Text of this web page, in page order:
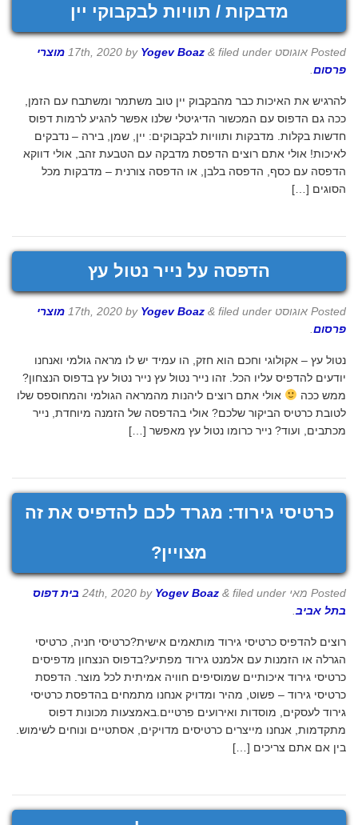
מדבקות / תוויות לבקבוקי יין
Posted אוגוסט 17th, 2020 by Yogev Boaz & filed under
מוצרי
פרסום
להרגיש את האיכות כבר מהבקבוק יין טוב משתמר ומשתבח עם הזמן,
ככה גם הדפוס עם המכשור הדיגיטלי שלנו אפשר להגיע לרמות דפוס
חדשות בקלות. מדבקות ותוויות לבקבוקים: יין, שמן, בירה – נדבקים
לאיכות! אולי אתם רוצים הדפסת מדבקה עם הטבעת זהב, אולי דווקא
הדפסה עם כסף, הדפסה בלבן, או הדפסה צורנית – מדבקות מכל
הסוגים […]
הדפסה על נייר נטול עץ
Posted אוגוסט 17th, 2020 by Yogev Boaz & filed under
מוצרי
פרסום
נטול עץ – אקולוגי וחכם הוא חזק, הו עמיד יש לו מראה גולמי ואנחנו
יודעים להדפיס עליו הכל. זהו נייר נטול עץ נייר נטול עץ בדפוס הנצחון?
ממש ככה
אולי אתם רוצים ליהנות מהמראה הגולמי והמחוספס שלו
לטובת כרטיס הביקור שלכם? אולי בהדפסה של הזמנה מיוחדת, נייר
מכתבים, ועוד? נייר כרומו נטול עץ מאפשר […]
כרטיסי גירוד: מגרד לכם להדפיס את זה
מצויין?
Posted מאי 24th, 2020 by Yogev Boaz & filed under
בית דפוס
בתל אביב
רוצים להדפיס כרטיסי גירוד מותאמים אישית?כרטיסי חניה, כרטיסי
הגרלה או הזמנות עם אלמנט גירוד מפתיע?בדפוס הנצחון מדפיסים
כרטיסי גירוד איכותיים שמוסיפים חוויה אמיתית לכל מוצר. הדפסת
כרטיסי גירוד – פשוט, מהיר ומדויק אנחנו מתמחים בהדפסת כרטיסי
גירוד לעסקים, מוסדות ואירועים פרטיים.באמצעות מכונות דפוס
מתקדמות, אנחנו מייצרים כרטיסים מדויקים, אסתטיים ונוחים לשימוש.
בין אם אתם צריכים […]